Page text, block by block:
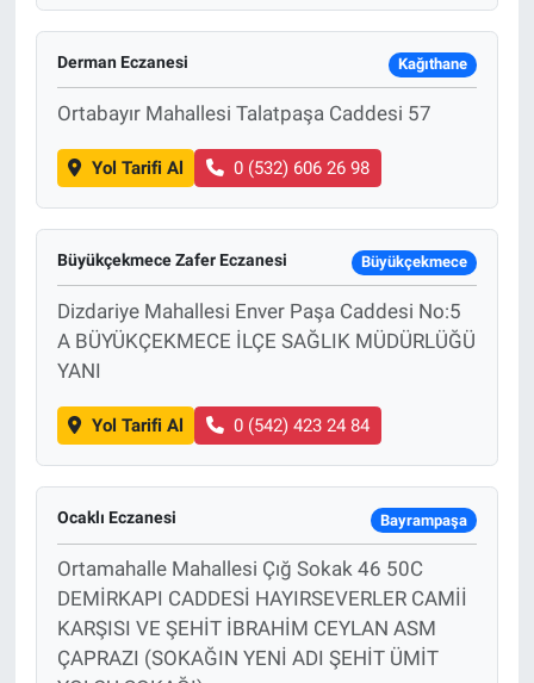
Derman Eczanesi Kağıthane
Ortabayır Mahallesi Talatpaşa Caddesi 57
Yol Tarifi Al 0 (532) 606 26 98
Büyükçekmece Zafer Eczanesi Büyükçekmece
Dizdariye Mahallesi Enver Paşa Caddesi No:5
A BÜYÜKÇEKMECE İLÇE SAĞLIK MÜDÜRLÜĞÜ
YANI
Yol Tarifi Al 0 (542) 423 24 84
Ocaklı Eczanesi Bayrampaşa
Ortamahalle Mahallesi Çığ Sokak 46 50C
DEMİRKAPI CADDESİ HAYIRSEVERLER CAMİİ
KARŞISI VE ŞEHİT İBRAHİM CEYLAN ASM
ÇAPRAZI (SOKAĞIN YENİ ADI ŞEHİT ÜMİT